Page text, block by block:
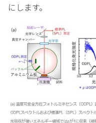
にします。